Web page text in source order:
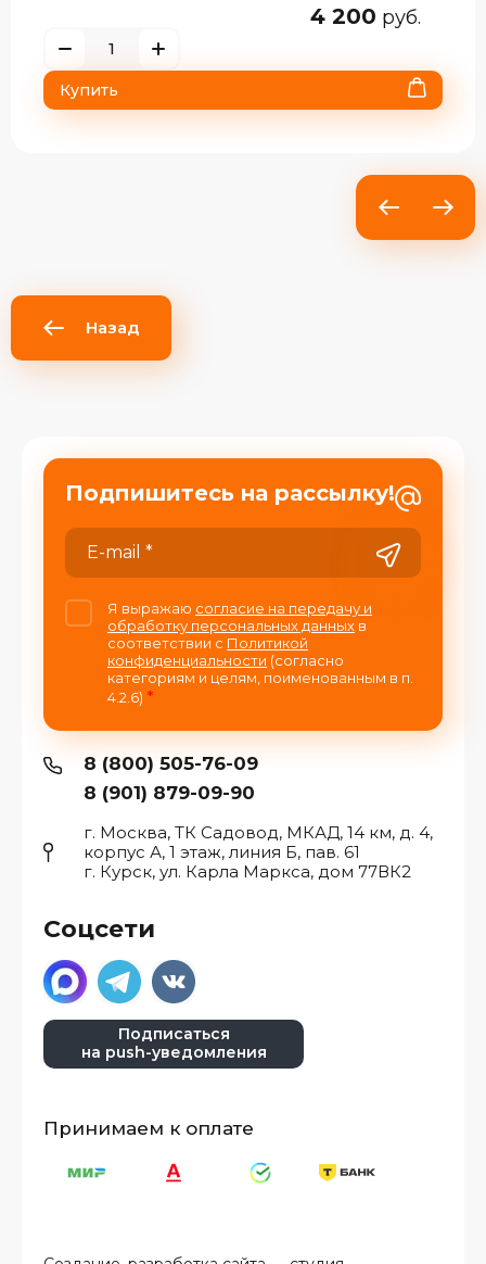
4 200 руб.
Купить
Назад
8 (800) 505-76-09
8 (901) 879-09-90
г. Москва, ТК Садовод, МКАД, 14 км, д. 4,
корпус А, 1 этаж, линия Б, пав. 61
г. Курск, ул. Карла Маркса, дом 77ВК2
Соцсети
Подписаться
на push-уведомления
Принимаем к оплате
Подпишитесь на рассылку!
Я выражаю согласие на передачу и
обработку персональных данных в
соответствии с Политикой
конфиденциальности (согласно
категориям и целям, поименованным в п.
4.2.6) *